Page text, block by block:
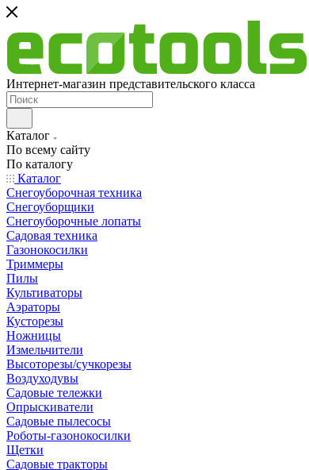
Интернет-магазин представительского класса
Каталог
По всему сайту
По каталогу
Каталог
Снегоуборочная техника
Снегоуборщики
Снегоуборочные лопаты
Садовая техника
Газонокосилки
Триммеры
Пилы
Культиваторы
Аэраторы
Кусторезы
Ножницы
Измельчители
Высоторезы/сучкорезы
Воздуходувы
Садовые тележки
Опрыскиватели
Садовые пылесосы
Роботы-газонокосилки
Щетки
Садовые тракторы